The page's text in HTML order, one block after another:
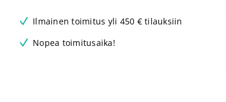
Ilmainen toimitus yli 450 € tilauksiin
Nopea toimitusaika!